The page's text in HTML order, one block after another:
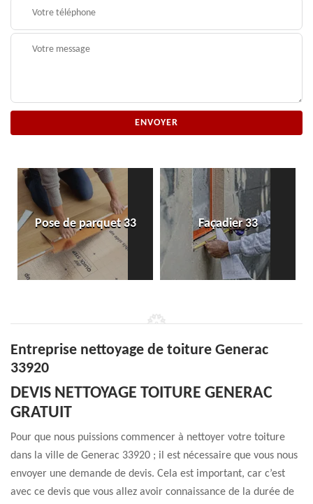
Pose de parquet 33 Façadier 33
Entreprise nettoyage de toiture Generac
33920
DEVIS NETTOYAGE TOITURE GENERAC
GRATUIT
Pour que nous puissions commencer à nettoyer votre toiture
dans la ville de Generac 33920 ; il est nécessaire que vous nous
envoyer une demande de devis. Cela est important, car c’est
avec ce devis que vous allez avoir connaissance de la durée de